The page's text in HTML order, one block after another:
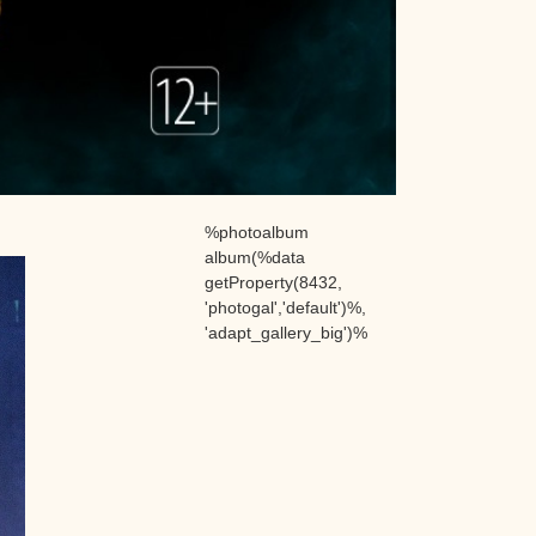
%photoalbum
album(%data
getProperty(8432,
'photogal','default')%,
'adapt_gallery_big')%